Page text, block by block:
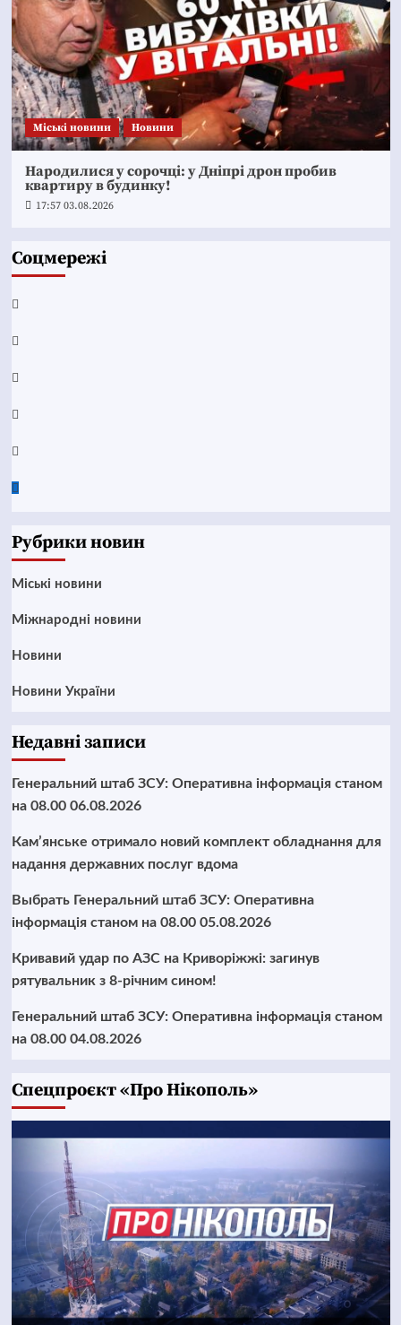
Mіські новини Новини
Народилися у сорочці: у Дніпрі дрон пробив
квартиру в будинку!
17:57 03.08.2026
Соцмережі
Facebook
YouTube
Telegram
Instagram
Twitter
Google
Рубрики новин
Mіські новини
Міжнародні новини
Новини
Новини України
Недавні записи
Генеральний штаб ЗСУ: Оперативна інформація станом
на 08.00 06.08.2026
Кам’янське отримало новий комплект обладнання для
надання державних послуг вдома
Выбрать Генеральний штаб ЗСУ: Оперативна
інформація станом на 08.00 05.08.2026
Кривавий удар по АЗС на Криворіжжі: загинув
рятувальник з 8-річним сином!
Генеральний штаб ЗСУ: Оперативна інформація станом
на 08.00 04.08.2026
Cпецпроєкт «Про Нікополь»